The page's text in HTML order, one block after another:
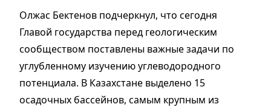
Олжас Бектенов подчеркнул, что сегодня
Главой государства перед геологическим
сообществом поставлены важные задачи по
углубленному изучению углеводородного
потенциала. В Казахстане выделено 15
осадочных бассейнов, самым крупным из